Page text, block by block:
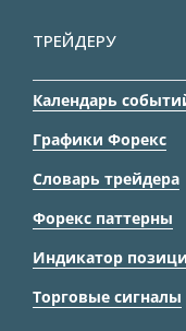
ТРЕЙДЕРУ
Календарь
Графики Форекс
Словарь трейдера
Форекс паттерны
Индикатор
Торговые сигналы